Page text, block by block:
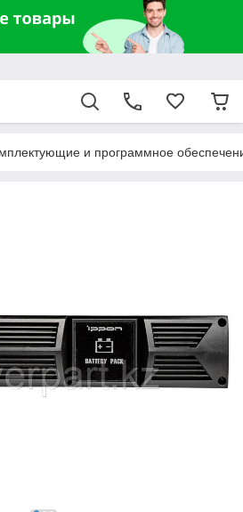
и программное